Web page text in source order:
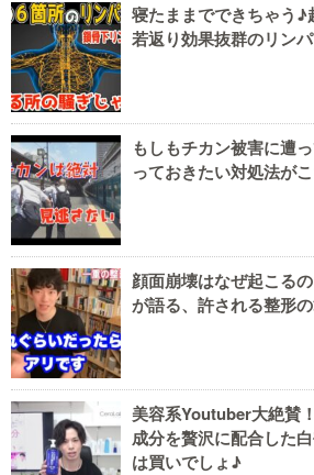
寝たままでできちゃう♪
若返り効果抜群のリン
もしもチカン被害に遭
っておきたい対処法がこ
顔面崩壊はなぜ起こる
が語る、許される整形
美容系Youtuber大絶賛
成分を贅沢に配合した
は買いでしょ♪